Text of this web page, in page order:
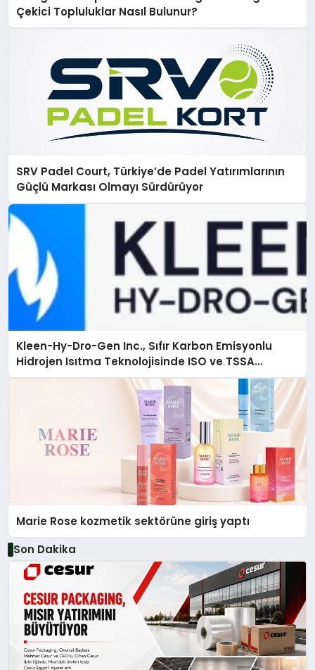
Çekici Topluluklar Nasıl Bulunur?
SRV Padel Court, Türkiye’de Padel Yatırımlarının
Güçlü Markası Olmayı Sürdürüyor
Kleen-Hy-Dro-Gen Inc., Sıfır Karbon Emisyonlu
Hidrojen Isıtma Teknolojisinde ISO ve TSSA
Düzenleyici Onaylarını Aldı
Marie Rose kozmetik sektörüne giriş yaptı
Son Dakika